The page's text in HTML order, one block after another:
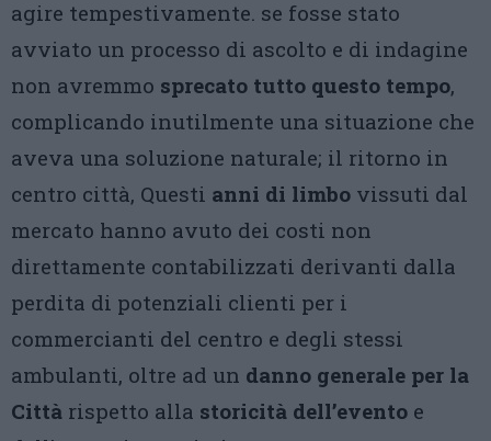
agire tempestivamente. se fosse stato
avviato un processo di ascolto e di indagine
non avremmo sprecato tutto questo tempo,
complicando inutilmente una situazione che
aveva una soluzione naturale; il ritorno in
centro città, Questi anni di limbo vissuti dal
mercato hanno avuto dei costi non
direttamente contabilizzati derivanti dalla
perdita di potenziali clienti per i
commercianti del centro e degli stessi
ambulanti, oltre ad un danno generale per la
Città rispetto alla storicità dell’evento e